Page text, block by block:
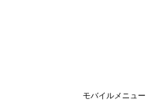
​モバイルメニュー